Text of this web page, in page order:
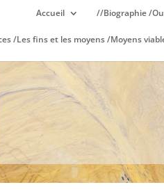
Accueil //Biographie /
/Les fins et les moyens /Moyens